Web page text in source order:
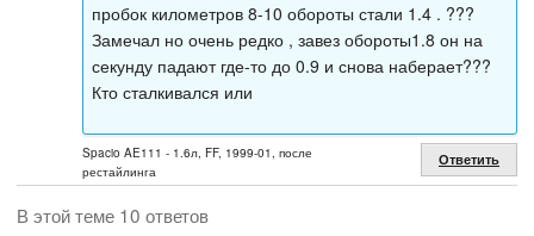
пробок километров 8-10 обороты стали 1.4 . ???
Замечал но очень редко , завез обороты1.8 он на
секунду падают где-то до 0.9 и снова наберает???
Кто сталкивался или
Spacio AE111 - 1.6л, FF, 1999-01, после
рестайлинга
Ответить
В этой теме 10 ответов